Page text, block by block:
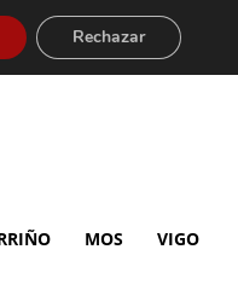
MOS VIGO
Rechazar